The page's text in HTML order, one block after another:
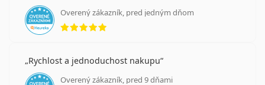
Overený zákazník, pred jedným dňom
hodnotenie 5 z 5
Rychlost a jednoduchost nakupu
Overený zákazník, pred 9 dňami